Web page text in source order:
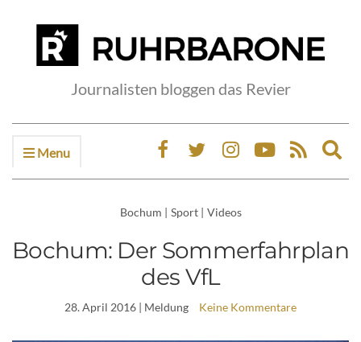
Journalisten bloggen das Revier
Menu
Bochum | Sport | Videos
Bochum: Der Sommerfahrplan
des VfL
28. April 2016 | Meldung Keine Kommentare